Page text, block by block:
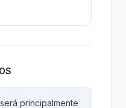
principalmente